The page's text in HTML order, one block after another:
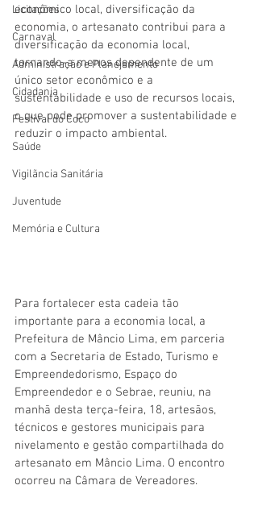
Licitações
Carnaval
Administração e Planejamento
Cidadania
Festival do Coco
Saúde
Vigilãncia Sanitária
Juventude
Memória e Cultura
econômico local, diversificação da
economia, o artesanato contribui para a
diversificação da economia local,
tornando-a menos dependente de um
único setor econômico e a
sustentabilidade e uso de recursos locais,
o que pode promover a sustentabilidade e
reduzir o impacto ambiental.
Para fortalecer esta cadeia tão
importante para a economia local, a
Prefeitura de Mâncio Lima, em parceria
com a Secretaria de Estado, Turismo e
Empreendedorismo, Espaço do
Empreendedor e o Sebrae, reuniu, na
manhã desta terça-feira, 18, artesãos,
técnicos e gestores municipais para
nivelamento e gestão compartilhada do
artesanato em Mâncio Lima. O encontro
ocorreu na Câmara de Vereadores.